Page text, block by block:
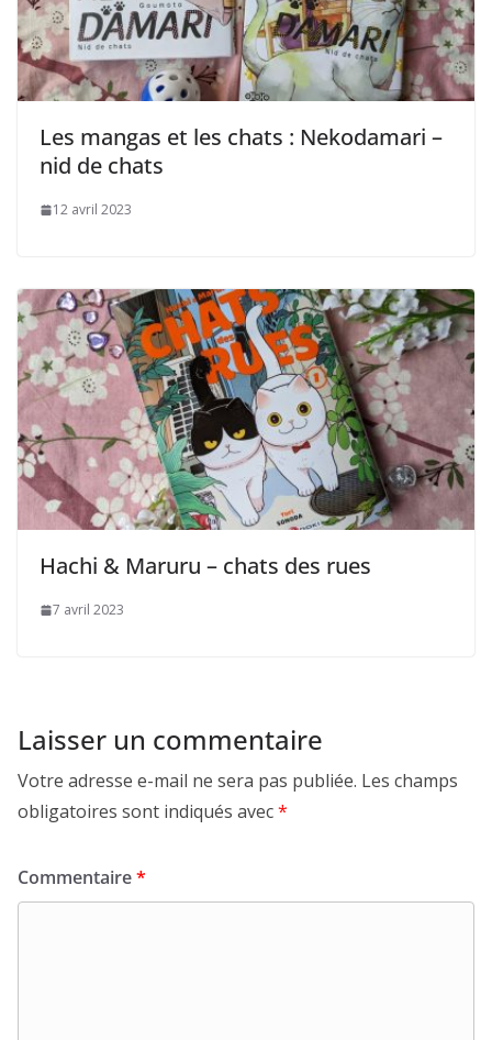
Les mangas et les chats : Nekodamari –
nid de chats
12 avril 2023
Hachi & Maruru – chats des rues
7 avril 2023
Laisser un commentaire
Votre adresse e-mail ne sera pas publiée. Les champs
obligatoires sont indiqués avec*
Commentaire*